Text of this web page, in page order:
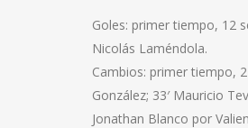
Goles: primer tiempo, 12
Nicolás Laméndola.
Cambios: primer tiempo,
González; 33′ Mauricio
Jonathan Blanco por